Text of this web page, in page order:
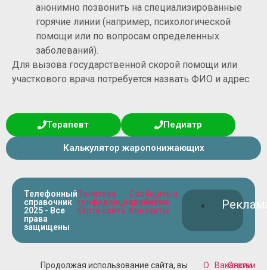
анонимно позвонить на специализированные
горячие линии (например, психологической
помощи или по вопросам определенных
заболеваний).
Для вызова государственной скорой помощи или
участкового врача потребуется назвать ФИО и адрес.
Терапевт Педиатр
Калькулятор жаропонижающих
Телефонный
справочник
2025 - Все
права
защищены
Политика
конфиденциальности
Карта сайта
Сообщить о
проблеме
Контакты
Продолжая использование сайта, вы
О
Вакансии
Статьи